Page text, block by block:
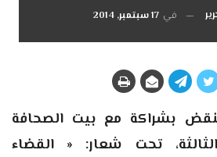
في 17 سبتمبر, 2014
بشراكة مع بيت الصحافة
الثالثة، تحت شعار: « القضاء